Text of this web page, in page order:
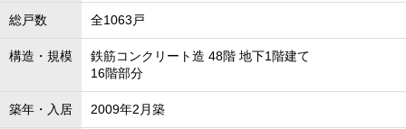
総戸数 全1063戸
構造・規模
鉄筋コンクリート造 48階 地下1階建て
16階部分
築年・入居 2009年2月築